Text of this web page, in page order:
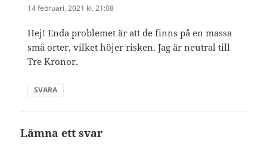
14 februari, 2021 kl. 21:08
Hej! Enda problemet är att de finns på en massa
små orter, vilket höjer risken. Jag är neutral till
Tre Kronor.
SVARA
Lämna ett svar